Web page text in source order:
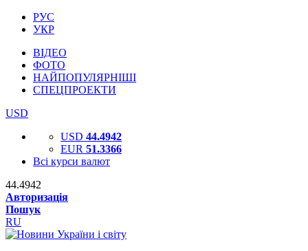
РУС
УКР
ВІДЕО
ФОТО
НАЙПОПУЛЯРНІШІ
СПЕЦПРОЕКТИ
USD
USD 44.4942
EUR 51.3366
Всі курси валют
44.4942
Авторизація
Пошук
RU